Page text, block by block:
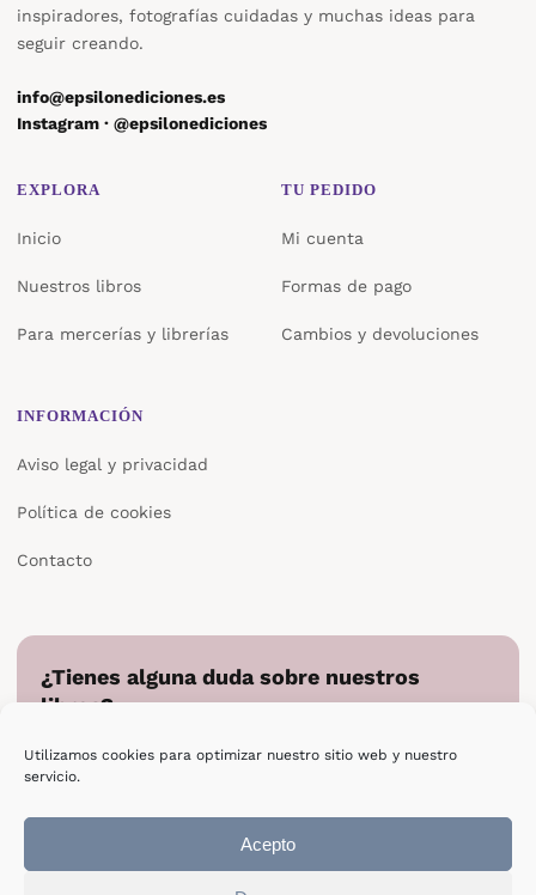
Utilizamos cookies para optimizar nuestro sitio web y nuestro
servicio.
Acepto
inspiradores, fotografías cuidadas y muchas ideas para
seguir creando.
info@epsilonediciones.es
Instagram · @epsilonediciones
EXPLORA
Inicio
Nuestros libros
Para mercerías y librerías
TU PEDIDO
Mi cuenta
Formas de pago
Cambios y devoluciones
INFORMACIÓN
Aviso legal y privacidad
Política de cookies
Contacto
¿Tienes alguna duda sobre nuestros
libros?
directamente.
Escribir a Epsilon